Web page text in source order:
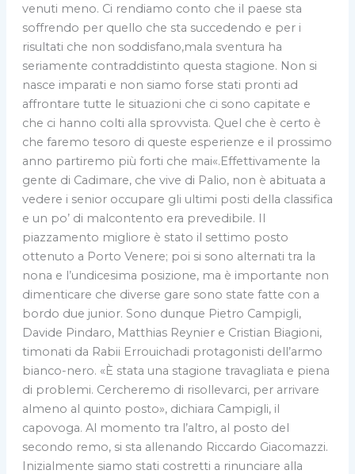
venuti meno. Ci rendiamo conto che il paese sta
soffrendo per quello che sta succedendo e per i
risultati che non soddisfano,mala sventura ha
seriamente contraddistinto questa stagione. Non si
nasce imparati e non siamo forse stati pronti ad
affrontare tutte le situazioni che ci sono capitate e
che ci hanno colti alla sprovvista. Quel che è certo è
che faremo tesoro di queste esperienze e il prossimo
anno partiremo più forti che mai«.Effettivamente la
gente di Cadimare, che vive di Palio, non è abituata a
vedere i senior occupare gli ultimi posti della classifica
e un po’ di malcontento era prevedibile. Il
piazzamento migliore è stato il settimo posto
ottenuto a Porto Venere; poi si sono alternati tra la
nona e l’undicesima posizione, ma è importante non
dimenticare che diverse gare sono state fatte con a
bordo due junior. Sono dunque Pietro Campigli,
Davide Pindaro, Matthias Reynier e Cristian Biagioni,
timonati da Rabii Errouichadi protagonisti dell’armo
bianco-nero. «È stata una stagione travagliata e piena
di problemi. Cercheremo di risollevarci, per arrivare
almeno al quinto posto», dichiara Campigli, il
capovoga. Al momento tra l’altro, al posto del
secondo remo, si sta allenando Riccardo Giacomazzi.
Inizialmente siamo stati costretti a rinunciare alla